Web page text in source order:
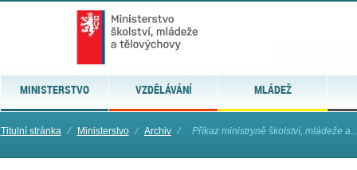
MINISTERSTVO VZDĚLÁVÁNÍ MLÁDEŽ
Titulní stránka ⁄ Ministerstvo ⁄ Archiv ⁄ Příkaz ministryně školství, mládeže